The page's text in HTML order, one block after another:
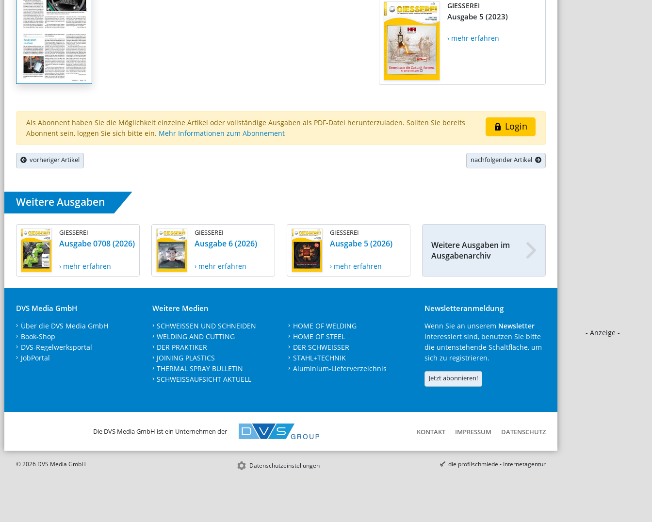
- Anzeige -
GIESSEREI
Ausgabe 5 (2023)
› mehr erfahren
Login
Als Abonnent haben Sie die Möglichkeit einzelne Artikel oder vollständige Ausgaben als PDF-Datei herunterzuladen. Sollten Sie bereits
Abonnent sein, loggen Sie sich bitte ein. Mehr Informationen zum Abonnement
vorheriger Artikel nachfolgender Artikel
Weitere Ausgaben
GIESSEREI
Ausgabe 0708 (2026)
› mehr erfahren
GIESSEREI
Ausgabe 6 (2026)
› mehr erfahren
GIESSEREI
Ausgabe 5 (2026)
› mehr erfahren
Weitere Ausgaben im
Ausgabenarchiv
DVS Media GmbH
Über die DVS Media GmbH
Book-Shop
DVS-Regelwerksportal
JobPortal
Weitere Medien
SCHWEISSEN UND SCHNEIDEN
WELDING AND CUTTING
DER PRAKTIKER
JOINING PLASTICS
THERMAL SPRAY BULLETIN
SCHWEISSAUFSICHT AKTUELL
HOME OF WELDING
HOME OF STEEL
DER SCHWEISSER
STAHL+TECHNIK
Aluminium-Lieferverzeichnis
Newsletteranmeldung
Wenn Sie an unserem Newsletter
interessiert sind, benutzen Sie bitte
die untenstehende Schaltfläche, um
sich zu registrieren.
Jetzt abonnieren!
Die DVS Media GmbH ist ein Unternehmen der KONTAKT IMPRESSUM DATENSCHUTZ
© 2026 DVS Media GmbH Datenschutzeinstellungen die profilschmiede - Internetagentur